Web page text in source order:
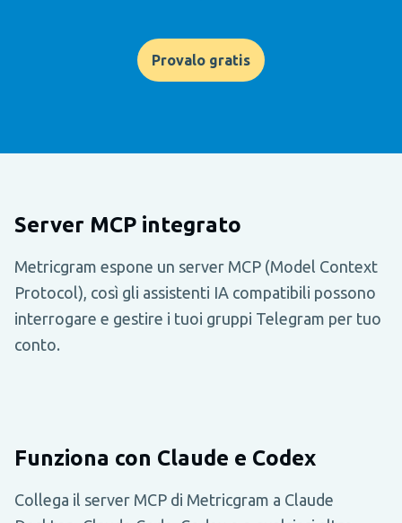
Provalo gratis
Server MCP integrato
Metricgram espone un server MCP (Model Context
Protocol), così gli assistenti IA compatibili possono
interrogare e gestire i tuoi gruppi Telegram per tuo
conto.
Funziona con Claude e Codex
Collega il server MCP di Metricgram a Claude